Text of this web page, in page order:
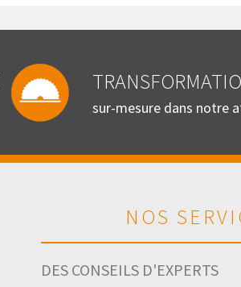
sur-mesure dans notre
NOS
DES CONSEILS D'EXPERTS